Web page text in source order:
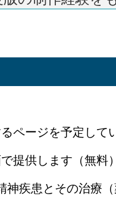
ページを予定して
提供します（無料）
疾患とその治療（